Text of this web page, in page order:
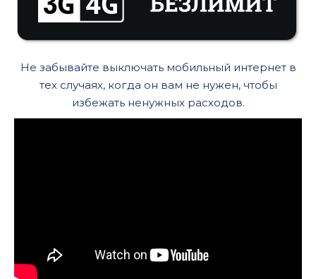
Не забывайте выключать мобильный интернет в
тех случаях, когда он вам не нужен, чтобы
избежать ненужных расходов.